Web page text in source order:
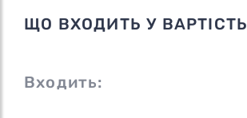
ЩО ВХОДИТЬ У ВАРТІСТЬ
Входить: